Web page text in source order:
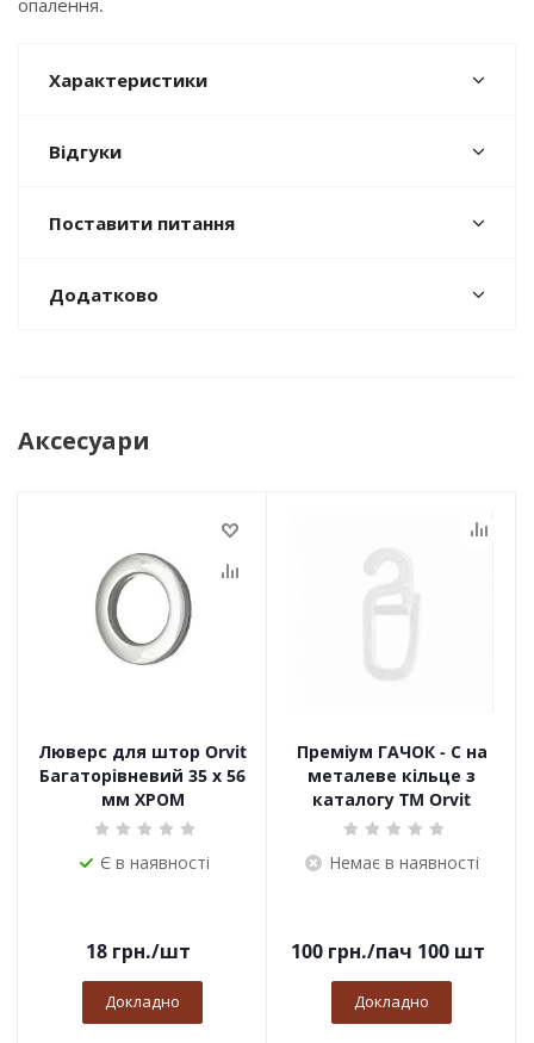
опалення.
Характеристики
Відгуки
Поставити питання
Додатково
Аксесуари
Люверс для штор Orvit
Багаторівневий 35 х 56
мм ХРОМ
Є в наявності
18 грн./шт
Докладно
Преміум ГАЧОК - С на
металеве кільце з
каталогу TM Orvit
Немає в наявності
100грн./пач 100 шт
Докладно